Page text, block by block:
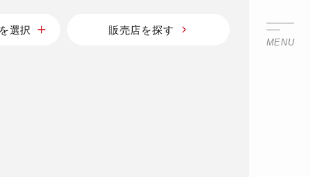
MENU
選択 販売店を探す